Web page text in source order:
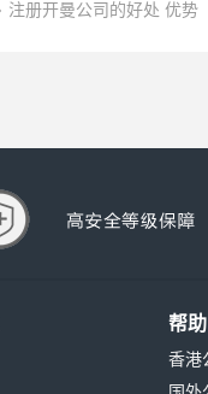
注册开曼公司的好处 优势
帮
香港